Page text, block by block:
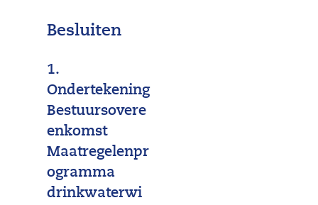
n
e
e
Besluiten
1.
Ondertekening
Bestuursovere
enkomst
Maatregelenpr
ogramma
drinkwaterwi